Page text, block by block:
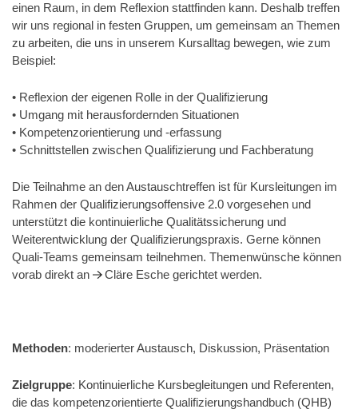
einen Raum, in dem Reflexion stattfinden kann. Deshalb treffen
wir uns regional in festen Gruppen, um gemeinsam an Themen
zu arbeiten, die uns in unserem Kursalltag bewegen, wie zum
Beispiel:
• Reflexion der eigenen Rolle in der Qualifizierung
• Umgang mit herausfordernden Situationen
• Kompetenzorientierung und -erfassung
• Schnittstellen zwischen Qualifizierung und Fachberatung
Die Teilnahme an den Austauschtreffen ist für Kursleitungen im
Rahmen der Qualifizierungsoffensive 2.0 vorgesehen und
unterstützt die kontinuierliche Qualitätssicherung und
Weiterentwicklung der Qualifizierungspraxis. Gerne können
Quali-Teams gemeinsam teilnehmen. Themenwünsche können
vorab direkt an
Cläre Esche gerichtet werden.
Methoden: moderierter Austausch, Diskussion, Präsentation
Zielgruppe: Kontinuierliche Kursbegleitungen und Referenten,
die das kompetenzorientierte Qualifizierungshandbuch (QHB)